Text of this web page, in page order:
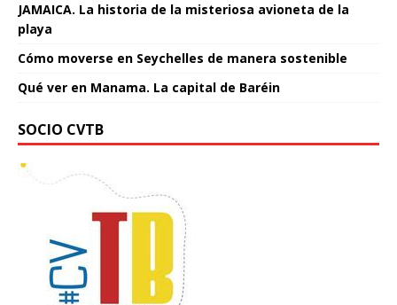
JAMAICA. La historia de la misteriosa avioneta de la
playa
Cómo moverse en Seychelles de manera sostenible
Qué ver en Manama. La capital de Baréin
SOCIO CVTB